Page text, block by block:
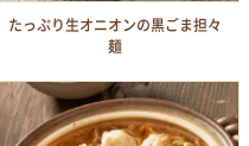
たっぷり生オニオンの黒ごま担々
麺